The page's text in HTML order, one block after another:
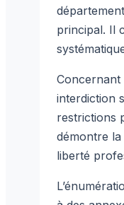
principal. Il
Concernant
interdiction
restrictions
démontre
liberté